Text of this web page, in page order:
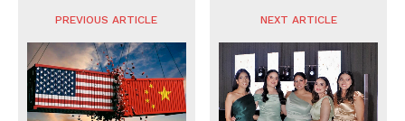
PREVIOUS ARTICLE NEXT ARTICLE